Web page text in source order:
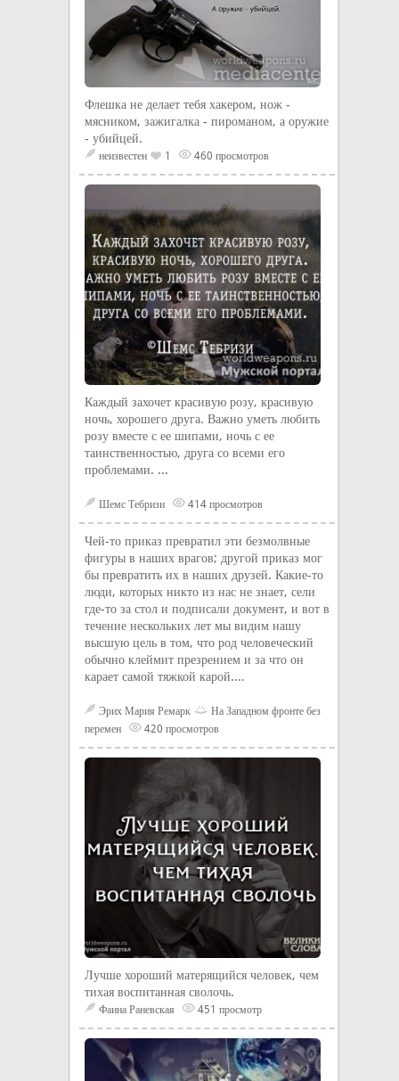
Флешка не делает тебя хакером, нож -
мясником, зажигалка - пироманом, а оружие
- убийцей.
неизвестен 1 460 просмотров
Каждый захочет красивую розу, красивую
ночь, хорошего друга. Важно уметь любить
розу вместе с ее шипами, ночь с ее
таинственностью, друга со всеми его
проблемами. ...
Шемс Тебризи 414 просмотров
Чей-то приказ превратил эти безмолвные
фигуры в наших врагов; другой приказ мог
бы превратить их в наших друзей. Какие-то
люди, которых никто из нас не знает, сели
где-то за стол и подписали документ, и вот в
течение нескольких лет мы видим нашу
высшую цель в том, что род человеческий
обычно клеймит презрением и за что он
карает самой тяжкой карой....
Эрих Мария Ремарк
На Западном фронте без
перемен
420 просмотров
Лучше хороший матерящийся человек, чем
тихая воспитанная сволочь.
Фаина Раневская 451 просмотр